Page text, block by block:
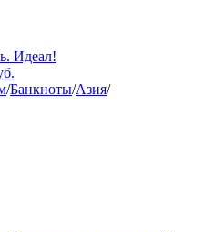
Идеал!
/Банкноты/Азия/